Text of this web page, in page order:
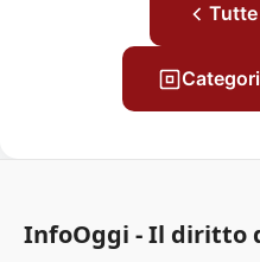
InfoOggi - Il diritto